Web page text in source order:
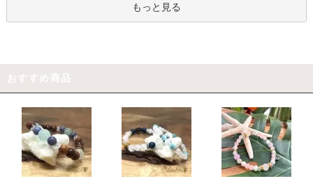
もっと見る
おすすめ商品